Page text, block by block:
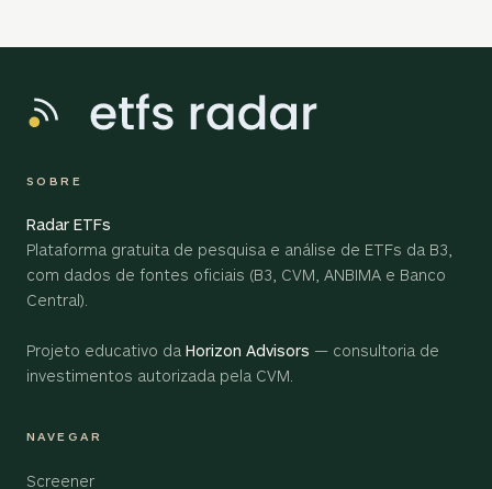
SOBRE
Radar ETFs
Plataforma gratuita de pesquisa e análise de ETFs da B3,
com dados de fontes oficiais (B3, CVM, ANBIMA e Banco
Central).
Projeto educativo da Horizon Advisors — consultoria de
investimentos autorizada pela CVM.
NAVEGAR
Screener